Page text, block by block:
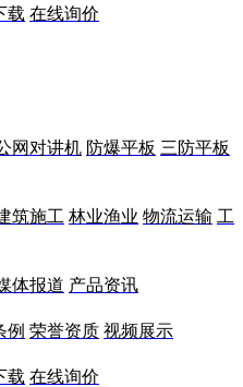
载 在线询价
网对讲机 防爆平板 三防平板
筑施工 林业渔业 物流运输 工
体报道 产品资讯
例 荣誉资质 视频展示
载 在线询价